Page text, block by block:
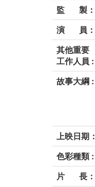
監 製：
演 員：
其他重要
工作人員 :
故事大綱 :
上映日期：
色彩種類 :
片 長：